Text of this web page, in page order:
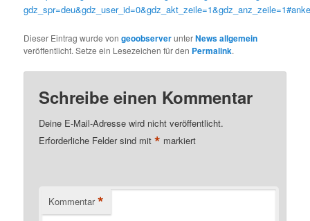
Dieser Eintrag wurde vongeoobserverunterNews allgemein
veröffentlicht. Setze ein Lesezeichen für den Permalink.
Schreibe einen Kommentar
Deine E-Mail-Adresse wird nicht veröffentlicht.
Erforderliche Felder sind mit* markiert
Kommentar *